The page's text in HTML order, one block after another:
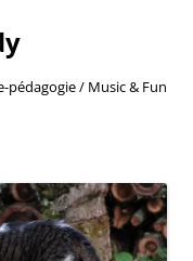
pédagogie / Music & Fun